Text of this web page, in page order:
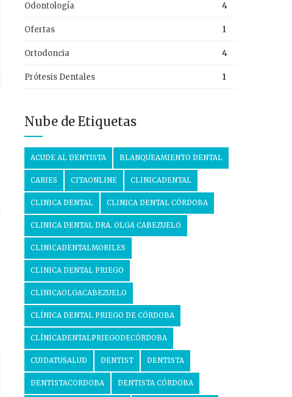
Odontología 4
Ofertas 1
Ortodoncia 4
Prótesis Dentales 1
Nube de Etiquetas
ACUDE AL DENTISTA BLANQUEAMIENTO DENTAL
CARIES CITAONLINE CLINICADENTAL
CLINICA DENTAL CLINICA DENTAL CÓRDOBA
CLINICA DENTAL DRA. OLGA CABEZUELO
CLINICADENTALMORILES
CLINICA DENTAL PRIEGO
CLINICAOLGACABEZUELO
CLÍNICA DENTAL PRIEGO DE CÓRDOBA
CLÍNICADENTALPRIEGODECÓRDOBA
CUIDATUSALUD DENTIST DENTISTA
DENTISTACORDOBA DENTISTA CÓRDOBA